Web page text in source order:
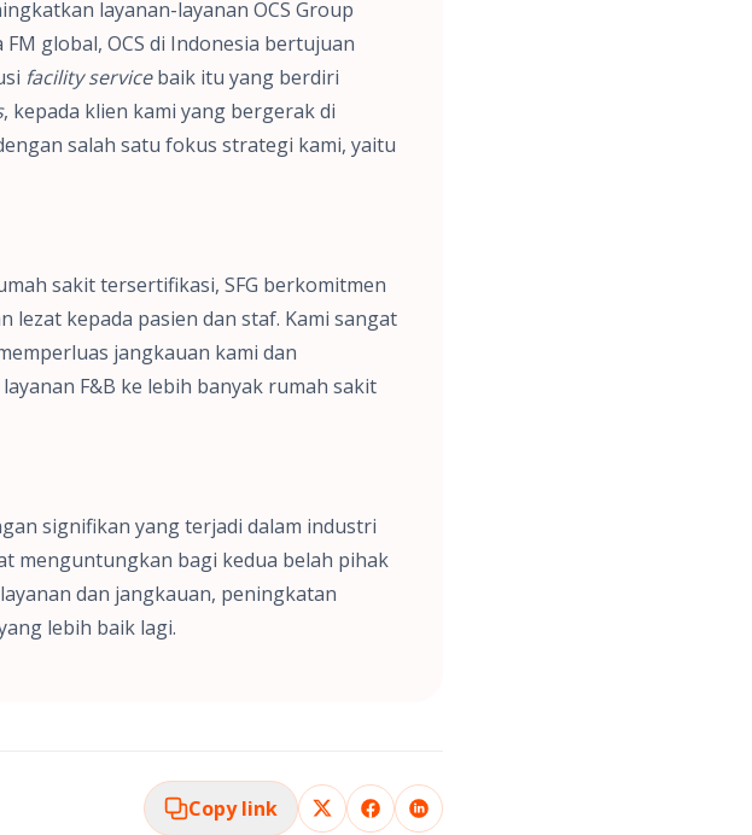
layanan-layanan OCS Group
FM global, OCS di Indonesia bertujuan
facility servicebaik itu yang berdiri
, kepada klien kami yang bergerak di
salah satu fokus strategi kami, yaitu
sakit tersertifikasi, SFG berkomitmen
kepada pasien dan staf. Kami sangat
jangkauan kami dan
F&B ke lebih banyak rumah sakit
signifikan yang terjadi dalam industri
menguntungkan bagi kedua belah pihak
dan jangkauan, peningkatan
lebih baik lagi.
Copy link